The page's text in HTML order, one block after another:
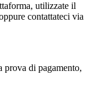
utilizzate il
contattateci via
prova di pagamento,